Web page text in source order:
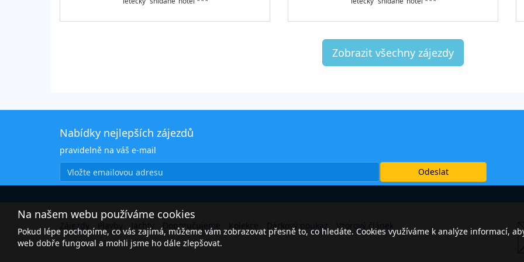
Zobrazit všechny zájezdy
Nabídky nejlepších zájezdů
pravidelně na váš e-mail
Zájezdy Jachty Doporučujeme Kolekce Dárkový poukaz Vzorový článek
Na našem webu používáme cookies
Pokud lépe pochopíme, co vás zajímá, můžeme vám zobrazovat přesně to, co hledáte. Cookies využíváme k analýze informací,
web dobře fungoval a mohli jsme ho dále zlepšovat.